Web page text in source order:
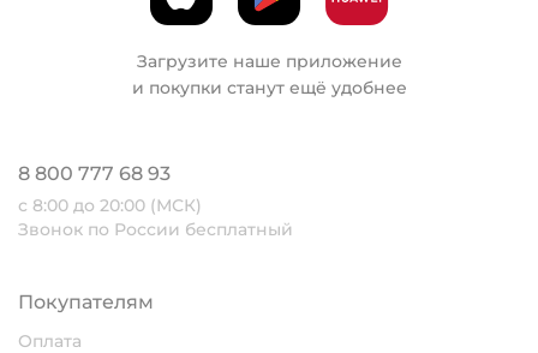
Загрузите наше приложение
и покупки станут ещё удобнее
8 800 777 68 93
с 8:00 до 20:00 (МСК)
Звонок по России бесплатный
Покупателям
Оплата